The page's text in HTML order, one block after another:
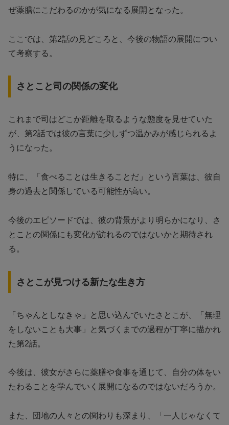
ぜ薬膳にこだわるのかが気になる展開となった。
ここでは、第2話の見どころと、今後の物語の展開につい
て考察する。
さとこと司の関係の変化
これまで司はどこか距離を取るような態度を見せていた
が、第2話では彼の言葉に少しずつ温かみが感じられるよ
うになった。
特に、「食べることは生きることだ」という言葉は、彼自
身の過去と関係している可能性が高い。
今後のエピソードでは、彼の背景がより明らかになり、さ
とことの関係にも変化が訪れるのではないかと期待され
る。
さとこが見つける新たな生き方
「ちゃんとしなきゃ」と思い込んでいたさとこが、「無理
をしないことも大事」と気づくまでの過程が丁寧に描かれ
た第2話。
今後は、彼女がさらに薬膳や食事を通じて、自分の体をい
たわることを学んでいく展開になるのではないだろうか。
また、団地の人々との関わりも深まり、「一人じゃなくて